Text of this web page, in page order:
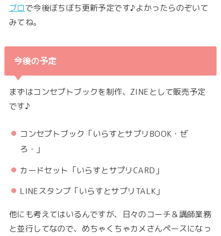
ブロで今後ぼちぼち更新予定です♪よかったらのぞいて
みてね。
今後の予定
まずはコンセプトブックを制作、ZINEとして販売予定
です♪
コンセプトブック「いらすとサプリBOOK・ぜ
ろ・」
カードセット「いらすとサプリCARD」
LINEスタンプ「いらすとサプリTALK」
他にも考えてはいるんですが、日々のコーチ＆講師業務
と並行してなので、めちゃくちゃカメさんペースになっ